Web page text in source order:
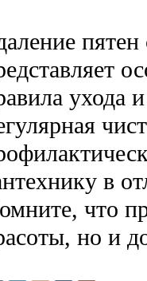
ухода
в
что
но и